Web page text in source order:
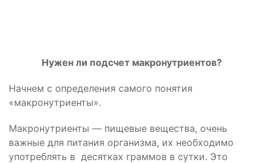
Нужен ли подсчет макронутриентов?
Начнем с определения самого понятия
«макронутриенты».
Макронутриенты — пищевые вещества, очень
важные для питания организма, их необходимо
употреблять в десятках граммов в сутки. Это